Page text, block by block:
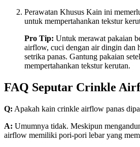
Perawatan Khusus Kain ini
untuk mempertahankan tekstur
Pro Tip: Untuk merawat pakaian
airflow, cuci dengan air dingin dan
setrika panas. Gantung pakaian
mempertahankan tekstur kerutan.
FAQ Seputar Crinkle
Q: Apakah kain crinkle airflow panas
A: Umumnya tidak. Meskipun
airflow memiliki pori-pori lebar yang